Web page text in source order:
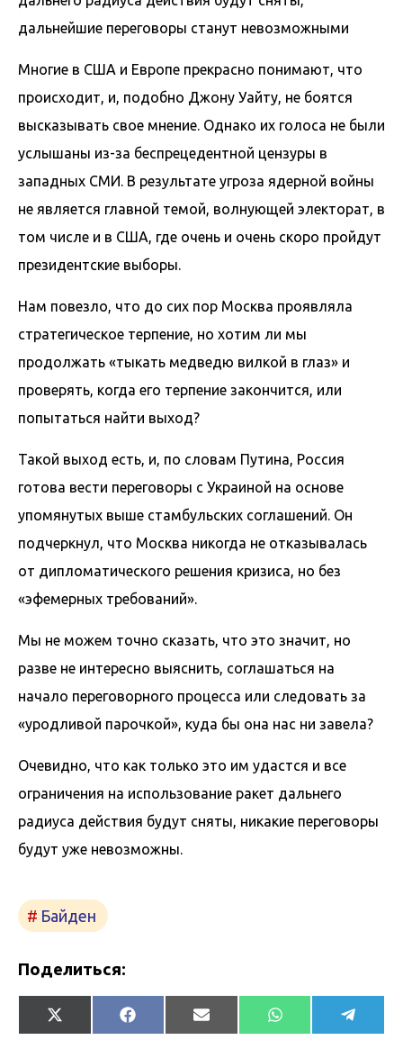
дальнейшие переговоры станут невозможными
Многие в США и Европе прекрасно понимают, что
происходит, и, подобно Джону Уайту, не боятся
высказывать свое мнение. Однако их голоса не были
услышаны из-за беспрецедентной цензуры в
западных СМИ. В результате угроза ядерной войны
не является главной темой, волнующей электорат, в
том числе и в США, где очень и очень скоро пройдут
президентские выборы.
Нам повезло, что до сих пор Москва проявляла
стратегическое терпение, но хотим ли мы
продолжать «тыкать медведю вилкой в глаз» и
проверять, когда его терпение закончится, или
попытаться найти выход?
Такой выход есть, и, по словам Путина, Россия
готова вести переговоры с Украиной на основе
упомянутых выше стамбульских соглашений. Он
подчеркнул, что Москва никогда не отказывалась
от дипломатического решения кризиса, но без
«эфемерных требований».
Мы не можем точно сказать, что это значит, но
разве не интересно выяснить, соглашаться на
начало переговорного процесса или следовать за
«уродливой парочкой», куда бы она нас ни завела?
Очевидно, что как только это им удастся и все
ограничения на использование ракет дальнего
радиуса действия будут сняты, никакие переговоры
будут уже невозможны.
Байден
Поделиться:
Share
on
X
(Twitter)
Share
on
Facebook Share
on
Email Share
on
WhatsApp Share
on